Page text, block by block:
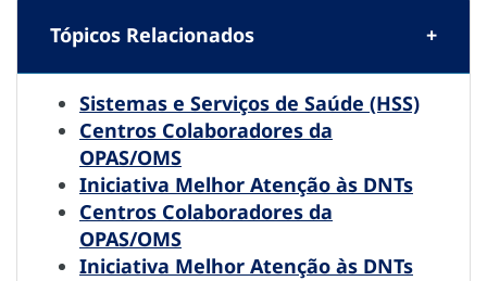
Tópicos Relacionados
Sistemas e Serviços de Saúde (HSS)
Centros Colaboradores da
OPAS/OMS
Iniciativa Melhor Atenção às DNTs
Centros Colaboradores da
OPAS/OMS
Iniciativa Melhor Atenção às DNTs